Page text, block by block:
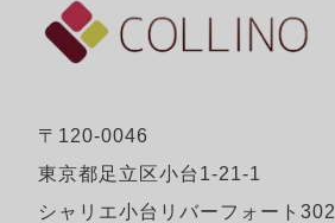
〒120-0046
東京都足立区小台1-21-1
シャリエ小台リバーフォート302